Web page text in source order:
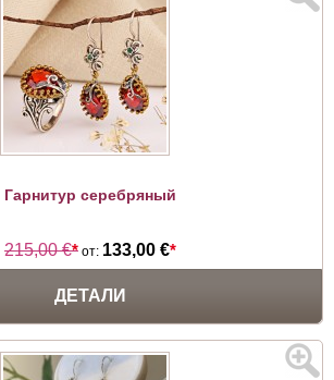
Гарнитур серебряный
215,00 €* от: 133,00 €*
ДЕТАЛИ